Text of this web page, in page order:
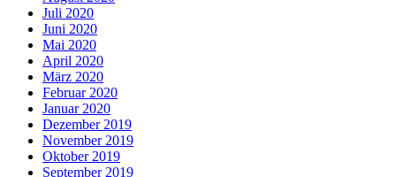
Juli 2020
Juni 2020
Mai 2020
April 2020
März 2020
Februar 2020
Januar 2020
Dezember 2019
November 2019
Oktober 2019
September 2019